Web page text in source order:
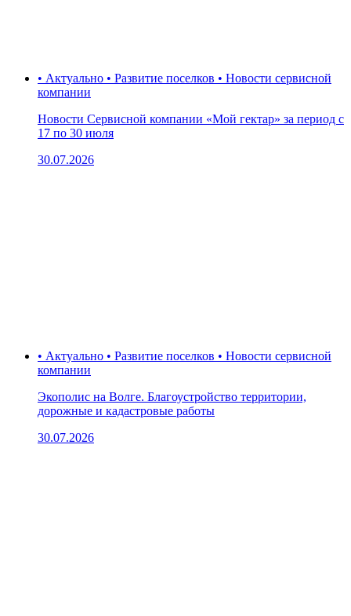
• Актуально • Развитие поселков • Новости сервисной
компании
Новости Сервисной компании «Мой гектар» за период с
17 по 30 июля
30.07.2026
• Актуально • Развитие поселков • Новости сервисной
компании
Экополис на Волге. Благоустройство территории,
дорожные и кадастровые работы
30.07.2026